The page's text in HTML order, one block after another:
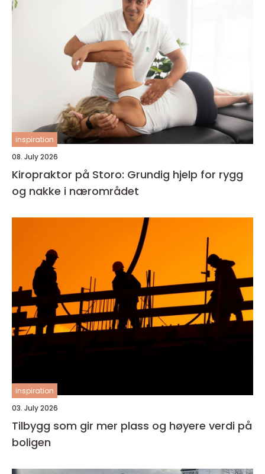
inspiration
08. July 2026
Kiropraktor på Storo: Grundig hjelp for rygg
og nakke i nærområdet
inspiration
03. July 2026
Tilbygg som gir mer plass og høyere verdi på
boligen